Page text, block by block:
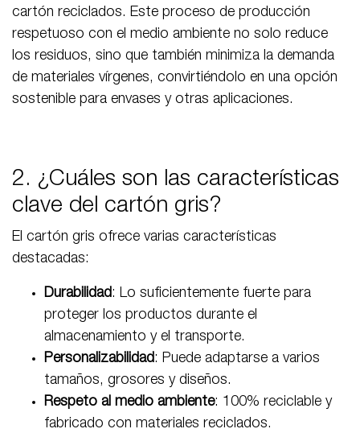
cartón reciclados. Este proceso de producción
respetuoso con el medio ambiente no solo reduce
los residuos, sino que también minimiza la demanda
de materiales vírgenes, convirtiéndolo en una opción
sostenible para envases y otras aplicaciones.
2. ¿Cuáles son las características
clave del cartón gris?
El cartón gris ofrece varias características
destacadas:
Durabilidad: Lo suficientemente fuerte para
proteger los productos durante el
almacenamiento y el transporte.
Personalizabilidad: Puede adaptarse a varios
tamaños, grosores y diseños.
Respeto al medio ambiente: 100% reciclable y
fabricado con materiales reciclados.